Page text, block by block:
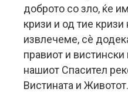
доброто со зло, ќе
кризи и од тие
извлечеме, сè
правиот и вистински
нашиот Спасител
Вистината и